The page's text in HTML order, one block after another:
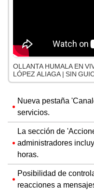
OLLANTA HUMALA EN
LÓPEZ ALIAGA | SIN
Nueva pestaña
servicios.
La sección de
administradores
horas.
Posibilidad de
reacciones a